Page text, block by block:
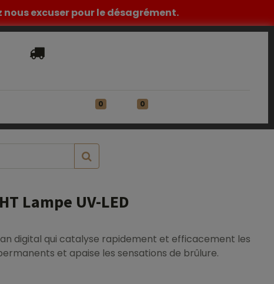
excuser pour le désagrément.
0 0
Lampe UV-LED
digital qui catalyse rapidement et efficacement les
et apaise les sensations de brûlure.